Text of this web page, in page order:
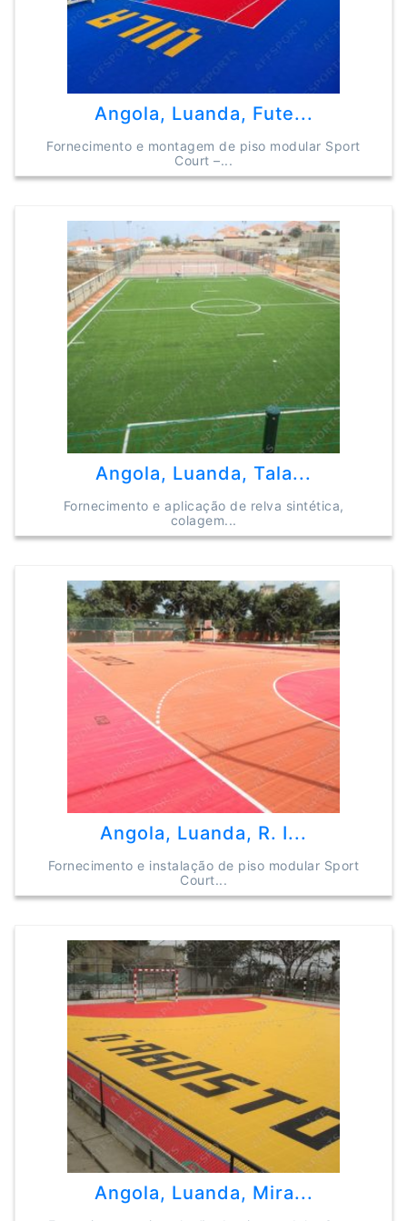
Angola, Luanda, Fute...
Fornecimento e montagem de piso modular Sport
Court –...
Angola, Luanda, Tala...
Fornecimento e aplicação de relva sintética,
colagem...
Angola, Luanda, R. I...
Fornecimento e instalação de piso modular Sport
Court...
Angola, Luanda, Mira...